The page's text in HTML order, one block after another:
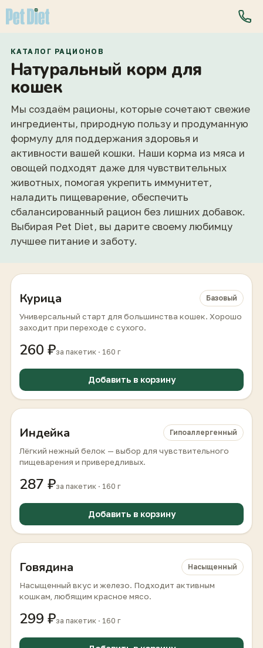
КАТАЛОГ РАЦИОНОВ
Натуральный корм для
кошек
Мы создаём рационы, которые сочетают свежие
ингредиенты, природную пользу и продуманную
формулу для поддержания здоровья и
активности вашей кошки. Наши корма из мяса и
овощей подходят даже для чувствительных
животных, помогая укрепить иммунитет,
наладить пищеварение, обеспечить
сбалансированный рацион без лишних добавок.
Выбирая Pet Diet, вы дарите своему любимцу
лучшее питание и заботу.
Курица Базовый
Универсальный старт для большинства кошек. Хорошо
заходит при переходе с сухого.
260 ₽за пакетик · 160 г
Добавить в корзину
Индейка Гипоаллергенный
Лёгкий нежный белок — выбор для чувствительного
пищеварения и привередливых.
287 ₽за пакетик · 160 г
Добавить в корзину
Говядина Насыщенный
Насыщенный вкус и железо. Подходит активным
кошкам, любящим красное мясо.
299 ₽за пакетик · 160 г